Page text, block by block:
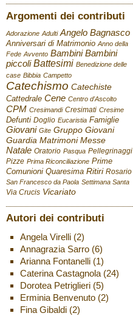
Argomenti dei contributi
Adorazione Adulti Angelo Bagnasco
Anniversari di Matrimonio Anno della
Fede Avvento Bambini Bambini
piccoli Battesimi Benedizione delle
case Bibbia Campetto
Catechismo Catechiste
Cattedrale Cene Centro d'Ascolto
CPM Cresimandi Cresimati Cresime
Defunti Doglio Eucaristia Famiglie
Giovani Gite Gruppo Giovani
Guardia Matrimoni Messe
Natale Oratorio Pasqua Pellegrinaggi
Pizze Prima Riconciliazione Prime
Comunioni Quaresima Ritiri Rosario
San Francesco da Paola Settimana Santa
Via Crucis Vicariato
Autori dei contributi
Angela Virelli(2)
Annagrazia Sarro(6)
Arianna Fontanelli(1)
Caterina Castagnola(24)
Dorotea Petriglieri(5)
Erminia Benvenuto(2)
Fina Gibaldi(2)